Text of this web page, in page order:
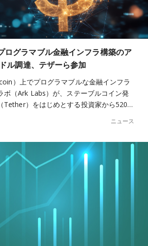
ログラマブル金融インフラ構築のア
ル調達、テザーら参加
）上でプログラマブルな金融インフラ
ボ（Ark Labs）が、ステーブルコイン発
Tether）をはじめとする投資家から520…
ニュース